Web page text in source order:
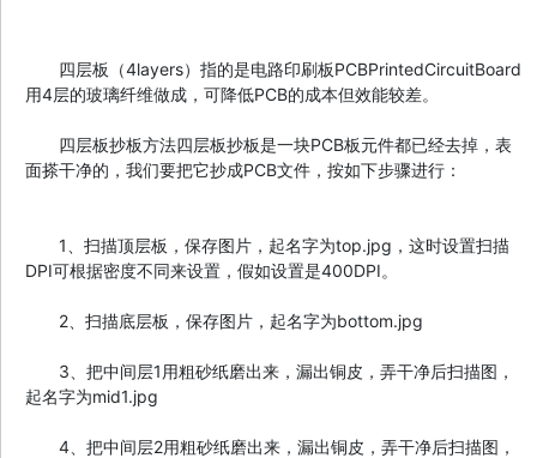
四层板（4layers）指的是电路印刷板PCBPrintedCircuitBoard
用4层的玻璃纤维做成，可降低PCB的成本但效能较差。
四层板抄板方法四层板抄板是一块PCB板元件都已经去掉，表
面搽干净的，我们要把它抄成PCB文件，按如下步骤进行：
1、扫描顶层板，保存图片，起名字为top.jpg，这时设置扫描
DPI可根据密度不同来设置，假如设置是400DPI。
2、扫描底层板，保存图片，起名字为bottom.jpg
3、把中间层1用粗砂纸磨出来，漏出铜皮，弄干净后扫描图，
起名字为mid1.jpg
4、把中间层2用粗砂纸磨出来，漏出铜皮，弄干净后扫描图，